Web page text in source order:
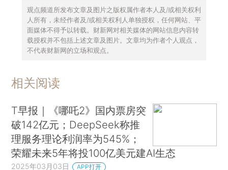
观点频道所发布文章及图片之版权属作者本人及/或相关权利
人所有，未经作者及/或相关权利人单独授权，任何网站、平
面媒体不得予以转载。财新网对相关媒体的网站信息内容转
载授权并不包括上述文章及图片。文章均为作者个人观点，
不代表财新网的立场和观点。
相关阅读
T早报｜《哪吒2》国内票房突
破142亿元；DeepSeek称推
理服务理论利润率为545%；
荣耀未来5年将投100亿美元建AI生态
2025年03月03日 APP打开